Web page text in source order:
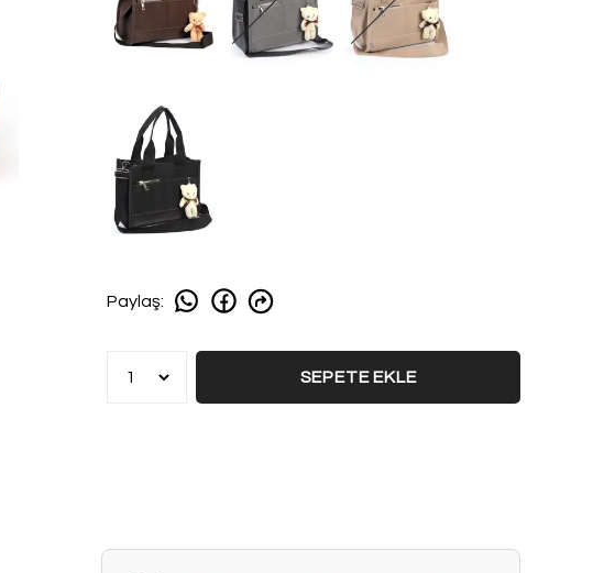
Paylaş:
SEPETE EKLE